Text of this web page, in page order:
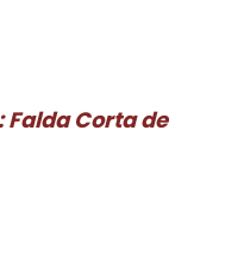
Falda Corta de